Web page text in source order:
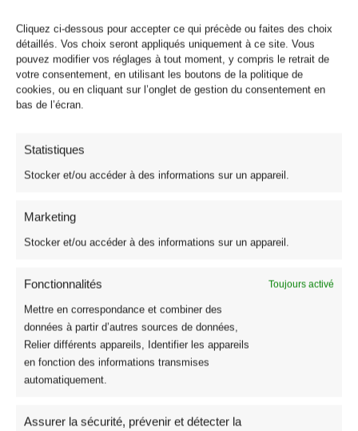
Cliquez ci-dessous pour accepter ce qui précède ou faites des choix
détaillés. Vos choix seront appliqués uniquement à ce site. Vous
pouvez modifier vos réglages à tout moment, y compris le retrait de
votre consentement, en utilisant les boutons de la politique de
cookies, ou en cliquant sur l’onglet de gestion du consentement en
bas de l’écran.
Statistiques
Stocker et/ou accéder à des informations sur un appareil.
Marketing
Stocker et/ou accéder à des informations sur un appareil.
Fonctionnalités Toujours activé
Mettre en correspondance et combiner des
données à partir d’autres sources de données,
Relier différents appareils, Identifier les appareils
en fonction des informations transmises
automatiquement.
Assurer la sécurité, prévenir et détecter la
Nappe de Noël en Tissu
Beige
Plage
de
prix :
22,95€
à
Nappe de Noël en Tissu
Plage
de
prix :
22,95€
à
1 2 →
Tissus et Nappes Westeel. Vous trouverez des nappes en différentes